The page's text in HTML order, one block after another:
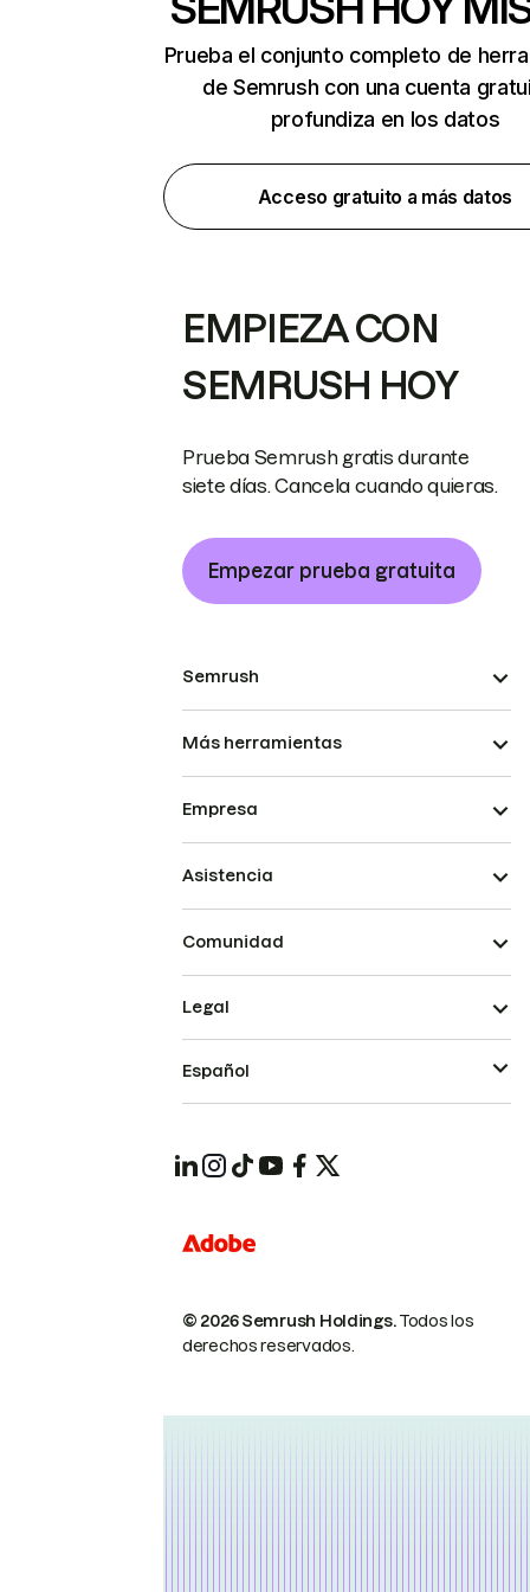
Prueba el conjunto completo de
de Semrush con una cuenta
profundiza en los datos
Acceso gratuito a más datos
EMPIEZA CON
SEMRUSH HOY
Prueba Semrush gratis durante
siete días. Cancela cuando quieras.
Empezar prueba gratuita
Semrush
Más herramientas
Empresa
Asistencia
Comunidad
© 2026 Semrush Holdings.Todos los
derechos reservados.
Legal
Español